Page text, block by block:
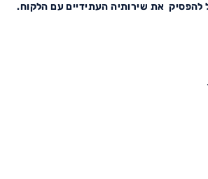
להפסיק את שירותיה העתידיים עם הלקוח.